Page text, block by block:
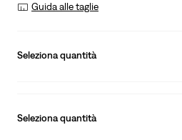
Guida alle taglie
Seleziona quantità
Seleziona quantità